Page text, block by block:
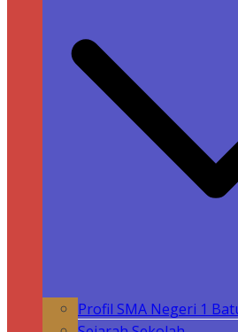
Profil SMA Negeri 1